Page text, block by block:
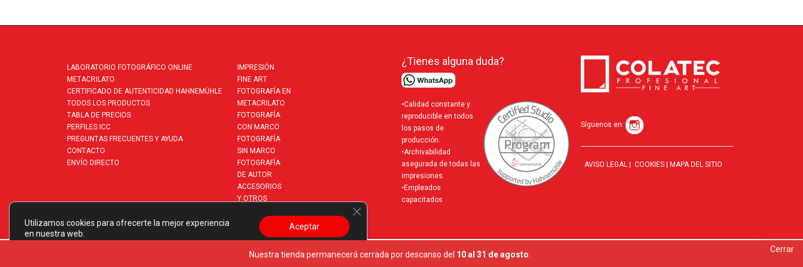
LABORATORIO FOTOGRÁFICO ONLINE
METACRILATO
CERTIFICADO DE AUTENTICIDAD HAHNEMÜHLE
TODOS LOS PRODUCTOS
TABLA DE PRECIOS
PERFILES ICC
PREGUNTAS FRECUENTES Y AYUDA
CONTACTO
ENVÍO DIRECTO
IMPRESIÓN
FINE ART
FOTOGRAFÍA EN
METACRILATO
FOTOGRAFÍA
CON MARCO
FOTOGRAFÍA
SIN MARCO
FOTOGRAFÍA
DE AUTOR
ACCESORIOS
Y OTROS
¿Tienes alguna duda?
•Calidad constante y
reproducible en todos
los pasos de
producción.
•Archivabilidad
asegurada de todas las
impresiones.
•Empleados
capacitados
Síguenos en:
AVISO LEGAL COOKIES MAPA DEL SITIO
Cerrar
Nuestra tienda permanecerá cerrada por descanso del 10 al 31 de agosto
Utilizamos cookies para ofrecerte la mejor experiencia
en nuestra web.
Aceptar
Ajustes
Cerrar el banner de cookies RGPD